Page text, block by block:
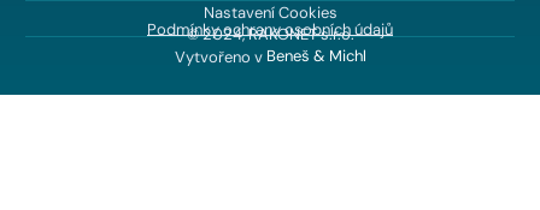
Nastavení Cookies
Podmínky ochrany osobních údajů
© 2024, RAKONET s.r.o.
Vytvořeno v Beneš & Michl